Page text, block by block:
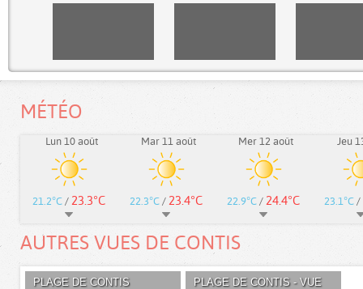
MÉTÉO
Lun 10 août
21.2°C / 23.3°C
Mar 11 août
22.3°C / 23.4°C
Mer 12 août
22.9°C / 24.4°C
Jeu
23.1°C /
AUTRES VUES DE CONTIS
PLAGE DE CONTIS
PLAGE DE CONTIS - VUE